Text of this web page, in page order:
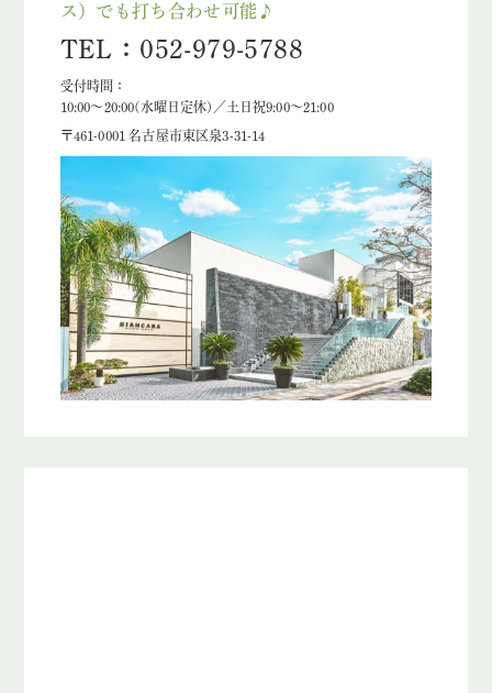
ス）でも打ち合わせ可能♪
TEL：052-979-5788
受付時間：
10:00～20:00(水曜日定休)／土日祝9:00～21:00
〒461-0001 名古屋市東区泉3-31-14